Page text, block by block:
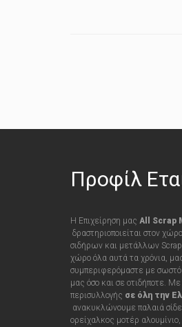
Προφίλ
Η Επιχείρηση μας All Scrap
δραστηριοποιείται στον
σιδήρων και μετάλλων
χώρο όλα αυτά τα χρόνια,
συμπεριφερόμαστε με σωστό
μας όσο και σε οτιδήποτε. Με
περισυλλογής σε όλη την
ανακυκλώνουμε παλαιά
ορείχαλκος μοτέρ